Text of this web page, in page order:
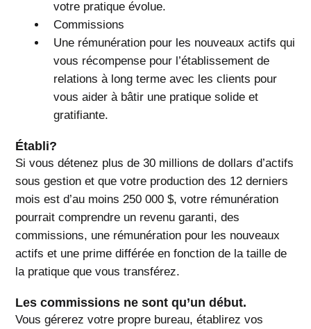
votre pratique évolue.
Commissions
Une rémunération pour les nouveaux actifs qui
vous récompense pour l’établissement de
relations à long terme avec les clients pour
vous aider à bâtir une pratique solide et
gratifiante.
Établi?
Si vous détenez plus de 30 millions de dollars d’actifs
sous gestion et que votre production des 12 derniers
mois est d’au moins 250 000 $, votre rémunération
pourrait comprendre un revenu garanti, des
commissions, une rémunération pour les nouveaux
actifs et une prime différée en fonction de la taille de
la pratique que vous transférez.
Les commissions ne sont qu’un début.
Vous gérerez votre propre bureau, établirez vos